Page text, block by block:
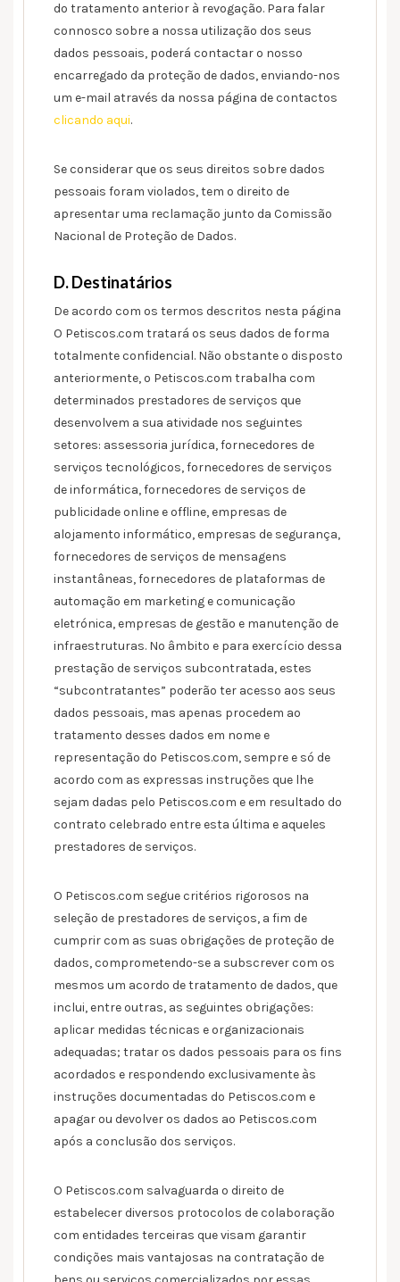
do tratamento anterior à revogação. Para falar
connosco sobre a nossa utilização dos seus
dados pessoais, poderá contactar o nosso
encarregado da proteção de dados, enviando-nos
um e-mail através da nossa página de contactos
clicando aqui.
Se considerar que os seus direitos sobre dados
pessoais foram violados, tem o direito de
apresentar uma reclamação junto da Comissão
Nacional de Proteção de Dados.
D. Destinatários
De acordo com os termos descritos nesta página
O Petiscos.com tratará os seus dados de forma
totalmente confidencial. Não obstante o disposto
anteriormente, o Petiscos.com trabalha com
determinados prestadores de serviços que
desenvolvem a sua atividade nos seguintes
setores: assessoria jurídica, fornecedores de
serviços tecnológicos, fornecedores de serviços
de informática, fornecedores de serviços de
publicidade online e offline, empresas de
alojamento informático, empresas de segurança,
fornecedores de serviços de mensagens
instantâneas, fornecedores de plataformas de
automação em marketing e comunicação
eletrónica, empresas de gestão e manutenção de
infraestruturas. No âmbito e para exercício dessa
prestação de serviços subcontratada, estes
“subcontratantes” poderão ter acesso aos seus
dados pessoais, mas apenas procedem ao
tratamento desses dados em nome e
representação do Petiscos.com, sempre e só de
acordo com as expressas instruções que lhe
sejam dadas pelo Petiscos.com e em resultado do
contrato celebrado entre esta última e aqueles
prestadores de serviços.
O Petiscos.com segue critérios rigorosos na
seleção de prestadores de serviços, a fim de
cumprir com as suas obrigações de proteção de
dados, comprometendo-se a subscrever com os
mesmos um acordo de tratamento de dados, que
inclui, entre outras, as seguintes obrigações:
aplicar medidas técnicas e organizacionais
adequadas; tratar os dados pessoais para os fins
acordados e respondendo exclusivamente às
instruções documentadas do Petiscos.com e
apagar ou devolver os dados ao Petiscos.com
após a conclusão dos serviços.
O Petiscos.com salvaguarda o direito de
estabelecer diversos protocolos de colaboração
com entidades terceiras que visam garantir
condições mais vantajosas na contratação de